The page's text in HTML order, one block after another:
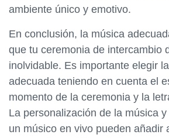
ambiente único y emotivo.
En conclusión, la música
que tu ceremonia de intercambio
inolvidable. Es importante elegir
adecuada teniendo en cuenta el
momento de la ceremonia y la
La personalización de la música
un músico en vivo pueden añadir